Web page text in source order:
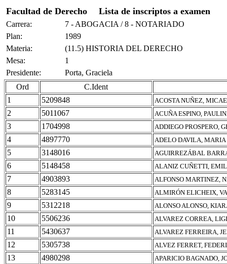
Facultad de Derecho Lista de inscriptos a examen
Carrera:
7 - ABOGACIA / 8 - NOTARIADO
Plan:
1989
Materia:
(11.5) HISTORIA DEL DERECHO
Mesa:
1
Presidente:
Porta, Graciela
Ord
C.Ident
1
5209848 ACOSTA NUÑEZ,
2 5011067 ACUÑA ESPINO,
3 1704998 ADDIEGO PROSPERO,
4 4897770 ADELO DAVILA, MARIA
5 3148016 AGUIRREZÁBAL
6 5148458 ALANIZ CUÑETTI,
7 4903893 ALFONSO MARTINEZ,
8 5283145 ALMIRÓN ELICHEIX,
9 5312218 ALONSO ALONSO,
10 5506236 ALVAREZ CORREA,
11 5430637 ALVAREZ FERREIRA,
12 5305738 ALVEZ FERRET,
13 4980298 APARICIO BAGNADO,